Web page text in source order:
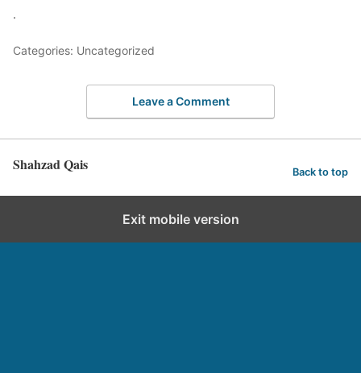
.
Categories: Uncategorized
Leave a Comment
Shahzad Qais Back to top
Exit mobile version